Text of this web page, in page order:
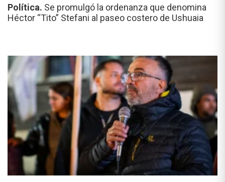
Política. Se promulgó la ordenanza que denomina
Héctor “Tito” Stefani al paseo costero de Ushuaia